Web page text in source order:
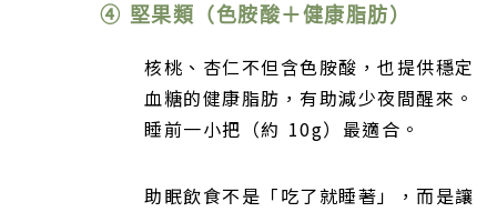
④ 堅果類（色胺酸＋健康脂肪）
核桃、杏仁不但含色胺酸，也提供穩定
血糖的健康脂肪，有助減少夜間醒來。
睡前一小把（約 10g）最適合。
助眠飲食不是「吃了就睡著」，而是讓